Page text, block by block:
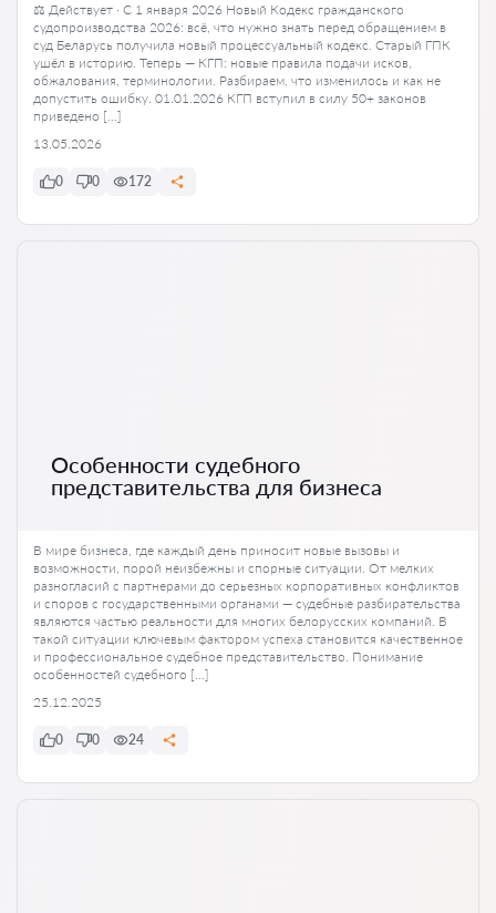
⚖️ Действует · С 1 января 2026 Новый Кодекс гражданского
судопроизводства 2026: всё, что нужно знать перед обращением в
суд Беларусь получила новый процессуальный кодекс. Старый ГПК
ушёл в историю. Теперь — КГП: новые правила подачи исков,
обжалования, терминологии. Разбираем, что изменилось и как не
допустить ошибку. 01.01.2026 КГП вступил в силу 50+ законов
приведено […]
13.05.2026
0 0 172
Особенности судебного
представительства для бизнеса
В мире бизнеса, где каждый день приносит новые вызовы и
возможности, порой неизбежны и спорные ситуации. От мелких
разногласий с партнерами до серьезных корпоративных конфликтов
и споров с государственными органами — судебные разбирательства
являются частью реальности для многих белорусских компаний. В
такой ситуации ключевым фактором успеха становится качественное
и профессиональное судебное представительство. Понимание
особенностей судебного […]
25.12.2025
0 0 24